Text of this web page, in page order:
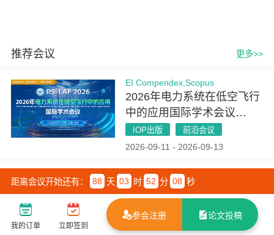
推荐会议 更多>>
EI Compendex,Scopus
2026年电力系统在低空飞行
中的应用国际学术会议
（PSLAF 2026）
IOP出版 前沿会议
2026-09-11 - 2026-09-13
IEEE Xplore,EI Compendex,Scopus
2026年计算机感知与神经网
2026）
IEEE出版 官方推荐
距离会议开始还有： 88 天 03 时 52 分 07 秒
我的订单 立即签到
参会注册 论文投稿